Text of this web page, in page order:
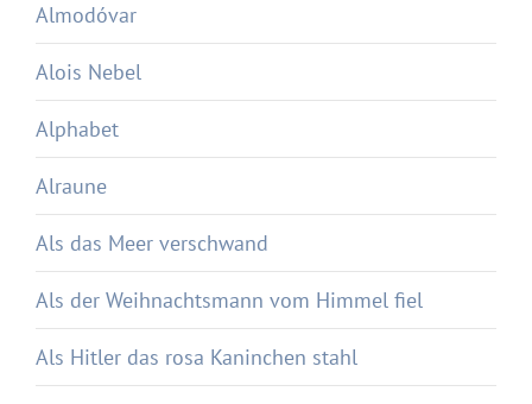
Almodóvar
Alois Nebel
Alphabet
Alraune
Als das Meer verschwand
Als der Weihnachtsmann vom Himmel fiel
Als Hitler das rosa Kaninchen stahl